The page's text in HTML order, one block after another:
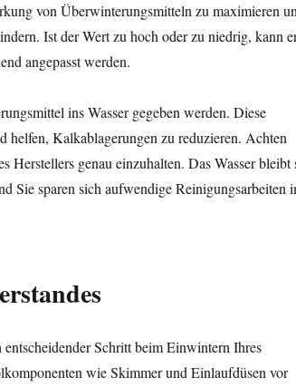
von Überwinterungsmitteln zu maximieren
Ist der Wert zu hoch oder zu niedrig, kann
angepasst werden.
ins Wasser gegeben werden. Diese
helfen, Kalkablagerungen zu reduzieren. Achten
Herstellers genau einzuhalten. Das Wasser bleibt
Sie sparen sich aufwendige Reinigungsarbeiten
entscheidender Schritt beim Einwintern Ihres
wie Skimmer und Einlaufdüsen vor